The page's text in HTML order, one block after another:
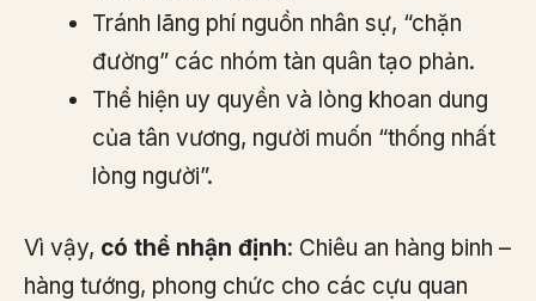
Tránh lãng phí nguồn nhân sự, “chặn
đường” các nhóm tàn quân tạo phản.
Thể hiện uy quyền và lòng khoan dung
của tân vương, người muốn “thống nhất
lòng người”.
Vì vậy, có thể nhận định: Chiêu an hàng binh –
hàng tướng, phong chức cho các cựu quan